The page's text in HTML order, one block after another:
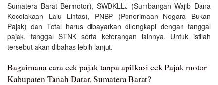
Sumatera Barat Bermotor), SWDKLLJ (Sumbangan Wajib Dana
Kecelakaan Lalu Lintas), PNBP (Penerimaan Negara Bukan
Pajak) dan Total harus dibayarkan dilengkapi dengan tanggal
pajak, tanggal STNK serta keterangan lainnya. Untuk istilah
tersebut akan dibahas lebih lanjut.
Bagaimana cara cek pajak tanpa apilkasi cek Pajak motor
Kabupaten Tanah Datar, Sumatera Barat?